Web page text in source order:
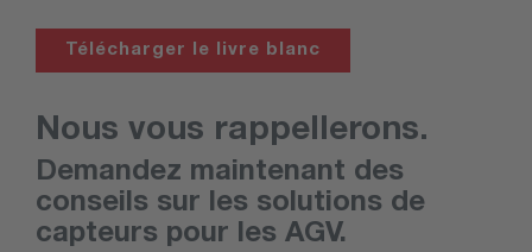
Nous vous rappellerons.
Demandez maintenant des
conseils sur les solutions de
capteurs pour les AGV.